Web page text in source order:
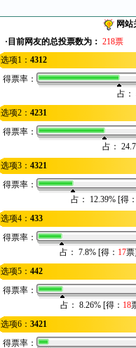
网站
·目前网友的总投票数为： 218票
选项1： 4312
得票率：
占：
选项2： 4231
得票率：
占：
选项3： 4321
得票率：
占： 12.39% [得：
选项4： 433
得票率：
占： 7.8% [得： 17票]
选项5： 442
得票率：
占： 8.26% [得： 18
选项6： 3421
得票率：